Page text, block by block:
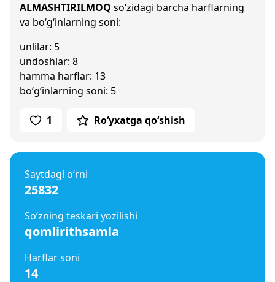
ALMASHTIRILMOQ so‘zidagi barcha harflarning
va bo‘g‘inlarning soni:
unlilar: 5
undoshlar: 8
hamma harflar: 13
bo‘g‘inlarning soni: 5
1 Ro‘yxatga qo‘shish
Saytdagi o‘rni
25832
So‘zning teskari yozilishi
qomlirithsamla
Harflar soni
14